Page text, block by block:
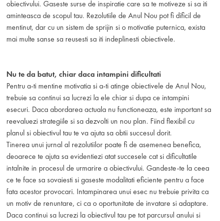
obiectivului. Gaseste surse de inspiratie care sa te motiveze si sa iti
aminteasca de scopul tau. Rezolutiile de Anul Nou pot fi dificil de
mentinut, dar cu un sistem de sprijin si o motivatie puternica, exista
mai multe sanse sa reusesti sa iti indeplinesti obiectivele.
Nu te da batut, chiar daca intampini dificultati
Pentru a-ti mentine motivatia si a-ti atinge obiectivele de Anul Nou,
trebuie sa continui sa lucrezi la ele chiar si dupa ce intampini
esecuri. Daca abordarea actuala nu functioneaza, este important sa
reevaluezi strategiile si sa dezvolti un nou plan. Fiind flexibil cu
planul si obiectivul tau te va ajuta sa obtii succesul dorit.
Tinerea unui jurnal al rezolutiilor poate fi de asemenea benefica,
deoarece te ajuta sa evidentiezi atat succesele cat si dificultatile
intalnite in procesul de urmarire a obiectivului. Gandeste-te la ceea
ce te face sa sovaiesti si gaseste modalitati eficiente pentru a face
fata acestor provocari. Intampinarea unui esec nu trebuie privita ca
un motiv de renuntare, ci ca o oportunitate de invatare si adaptare.
Daca continui sa lucrezi la obiectivul tau pe tot parcursul anului si